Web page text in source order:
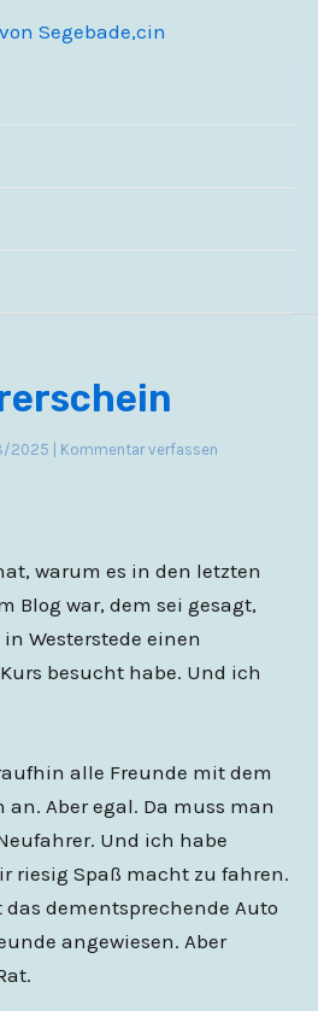
2025 Kommentar verfassen
warum es in den letzten
Blog war, dem sei gesagt,
Westerstede einen
besucht habe. Und ich
alle Freunde mit dem
Aber egal. Da muss man
Und ich habe
riesig Spaß macht zu fahren.
dementsprechende Auto
angewiesen. Aber